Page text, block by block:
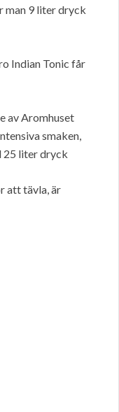
man 9 liter dryck
Indian Tonic får
av Aromhuset
smaken,
25 liter dryck
att tävla, är